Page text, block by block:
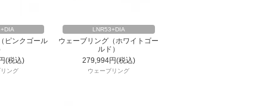
ピンクゴール
(税込)
ング
LNR53+DIA
ウェーブリング（ホワイトゴー
ルド）
279,994円(税込)
ウェーブリング